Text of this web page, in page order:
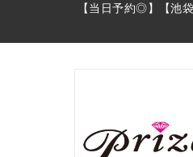
【当日予約◎】【池